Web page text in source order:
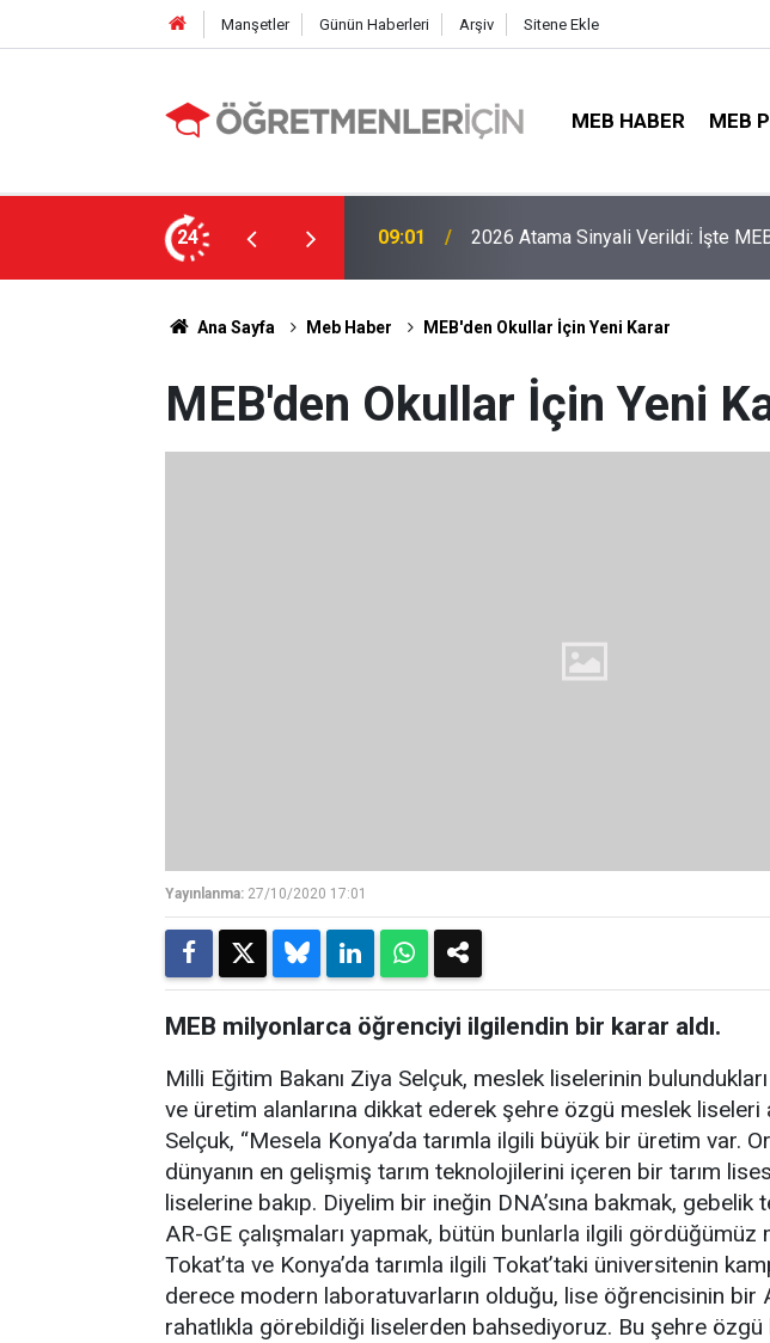
Manşetler Günün Haberleri Arşiv Sitene Ekle
MEB HABER MEB
24
En Çok Öğretmen Aradığı 15 Branş! 19:00
LGS Nakillerinde Büyük Risk:
Tavan Yaptı!
Ana Sayfa Meb Haber MEB'den Okullar İçin Yeni Karar
MEB'den Okullar İçin Yeni
Yayınlanma: 27/10/2020 17:01
MEB milyonlarca öğrenciyi ilgilendin bir karar aldı.
Milli Eğitim Bakanı Ziya Selçuk, meslek liselerinin
ve üretim alanlarına dikkat ederek şehre özgü meslek liseleri
Selçuk, “Mesela Konya’da tarımla ilgili büyük bir üretim var.
dünyanın en gelişmiş tarım teknolojilerini içeren bir tarım
liselerine bakıp. Diyelim bir ineğin DNA’sına bakmak, gebelik
AR-GE çalışmaları yapmak, bütün bunlarla ilgili gördüğümüz
Tokat’ta ve Konya’da tarımla ilgili Tokat’taki üniversitenin
derece modern laboratuvarların olduğu, lise öğrencisinin bir
rahatlıkla görebildiği liselerden bahsediyoruz. Bu şehre özgü